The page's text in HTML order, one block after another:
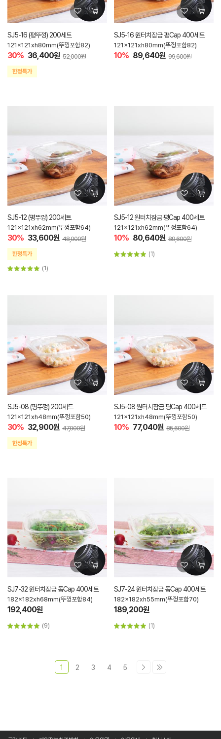
SJ5-16 (평뚜껑) 200세트
121x121xh80mm(뚜껑포함82)
30% 36,400원 52,000원
SJ5-16 원터치잠금 평Cap 400세트
121x121xh80mm(뚜껑포함82)
10% 89,640원 99,600원
SJ5-12 (평뚜껑) 200세트
121x121xh62mm(뚜껑포함64)
30% 33,600원 48,000원
(1)
SJ5-12 원터치잠금 평Cap 400세트
121x121xh62mm(뚜껑포함64)
10% 80,640원 89,600원
(1)
SJ5-08 (평뚜껑) 200세트
121x121xh48mm(뚜껑포함50)
30% 32,900원 47,000원
SJ5-08 원터치잠금 평Cap 400세트
121x121xh48mm(뚜껑포함50)
10% 77,040원 85,600원
SJ7-32 원터치잠금 돔Cap 400세트
182x182xh68mm(뚜껑포함84)
192,400원
(9)
SJ7-24 원터치잠금 돔Cap 400세트
182x182xh55mm(뚜껑포함70)
189,200원
(1)
1 2 3 4 5